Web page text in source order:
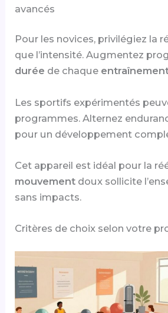
avancés
Pour les novices, privilégiez la
que l’intensité. Augmentez
durée de chaque
Les sportifs expérimentés
programmes. Alternez
pour un développement
Cet appareil est idéal pour la
mouvement doux sollicite
sans impacts.
Critères de choix selon votre